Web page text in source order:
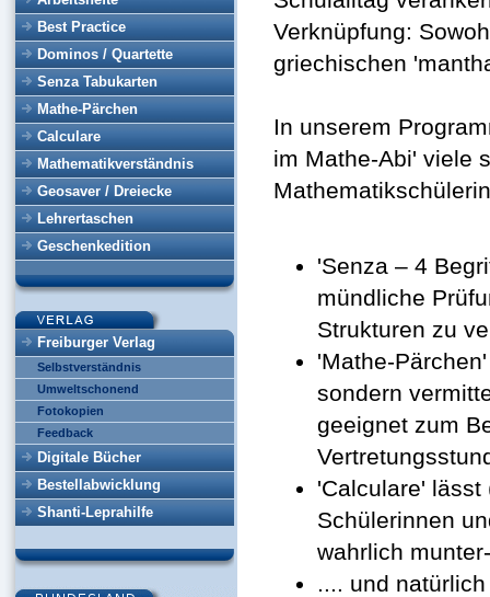
Best Practice
Dominos / Quartette
Senza Tabukarten
Mathe-Pärchen
Calculare
Mathematikverständnis
Geosaver / Dreiecke
Lehrertaschen
Geschenkedition
Freiburger Verlag
Selbstverständnis
Umweltschonend
Fotokopien
Feedback
Digitale Bücher
Bestellabwicklung
Shanti-Leprahilfe
Verknüpfung:
griechischen
In unserem
im Mathe-Abi' viele
'Senza – 4
mündliche
Strukturen zu
'Mathe-
sondern
geeignet zum
'Calculare'
Schülerinnen
wahrlich
.... und